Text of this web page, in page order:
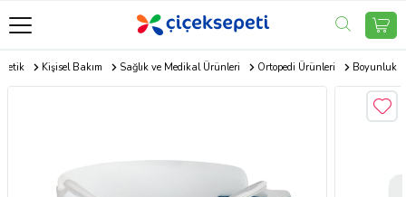
Kişisel Bakım Sağlık ve Medikal Ürünleri Ortopedi Ürünleri Boyunluk